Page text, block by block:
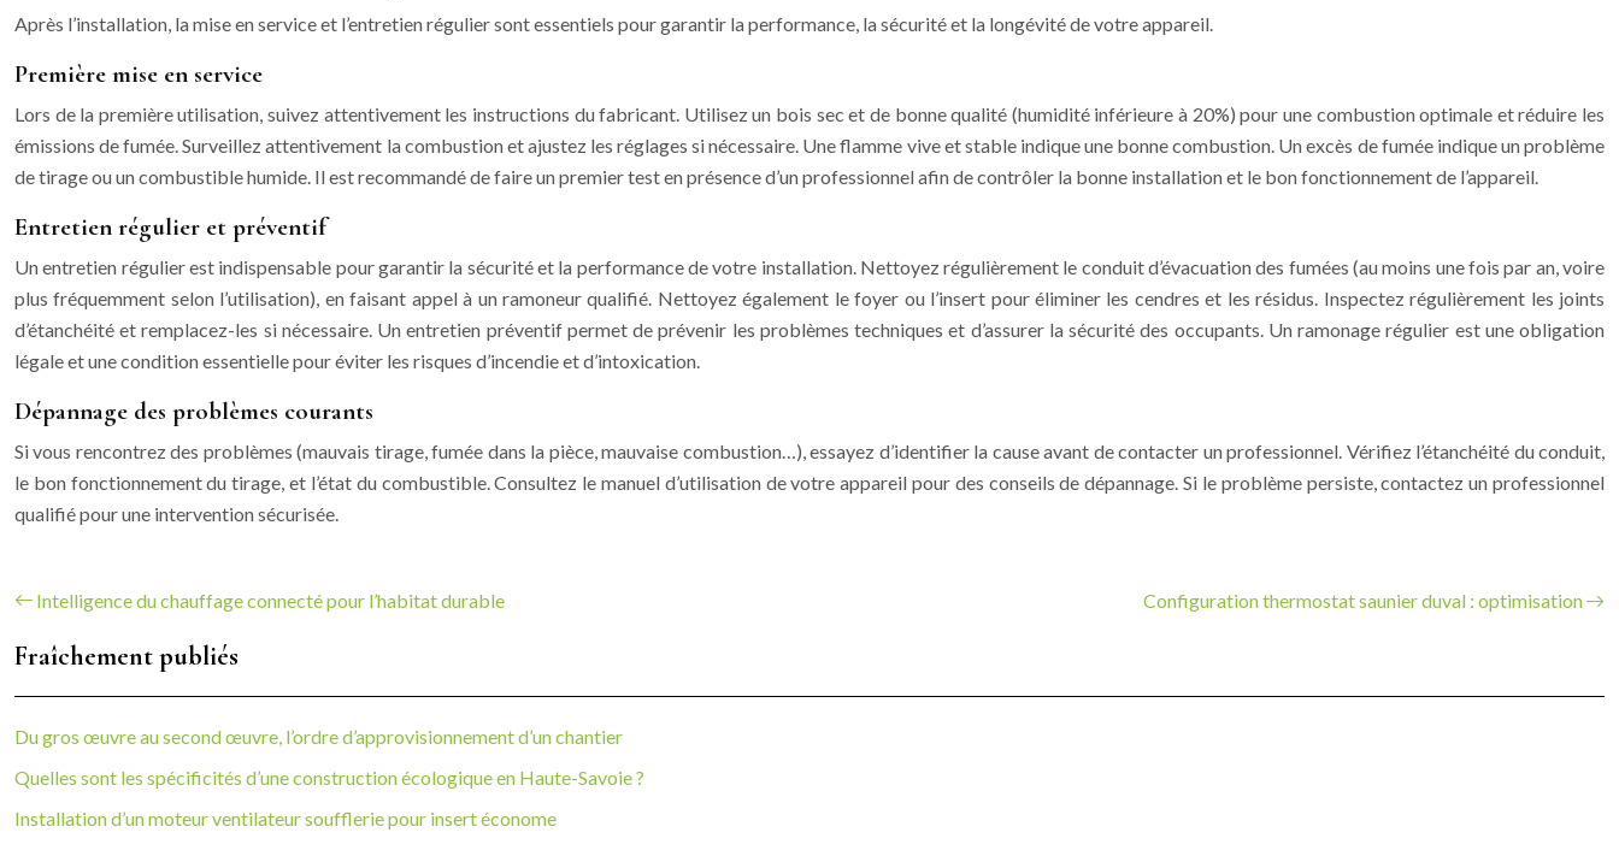
Après l’installation, la mise en service et l’entretien régulier sont essentiels pour garantir la performance, la sécurité et la longévité de votre appareil.
Première mise en service
Lors de la première utilisation, suivez attentivement les instructions du fabricant. Utilisez un bois sec et de bonne qualité (humidité inférieure à 20%) pour une combustion optimale et réduire les
émissions de fumée. Surveillez attentivement la combustion et ajustez les réglages si nécessaire. Une flamme vive et stable indique une bonne combustion. Un excès de fumée indique un problème
de tirage ou un combustible humide. Il est recommandé de faire un premier test en présence d’un professionnel afin de contrôler la bonne installation et le bon fonctionnement de l’appareil.
Entretien régulier et préventif
Un entretien régulier est indispensable pour garantir la sécurité et la performance de votre installation. Nettoyez régulièrement le conduit d’évacuation des fumées (au moins une fois par an, voire
plus fréquemment selon l’utilisation), en faisant appel à un ramoneur qualifié. Nettoyez également le foyer ou l’insert pour éliminer les cendres et les résidus. Inspectez régulièrement les joints
d’étanchéité et remplacez-les si nécessaire. Un entretien préventif permet de prévenir les problèmes techniques et d’assurer la sécurité des occupants. Un ramonage régulier est une obligation
légale et une condition essentielle pour éviter les risques d’incendie et d’intoxication.
Dépannage des problèmes courants
Si vous rencontrez des problèmes (mauvais tirage, fumée dans la pièce, mauvaise combustion…), essayez d’identifier la cause avant de contacter un professionnel. Vérifiez l’étanchéité du conduit,
le bon fonctionnement du tirage, et l’état du combustible. Consultez le manuel d’utilisation de votre appareil pour des conseils de dépannage. Si le problème persiste, contactez un professionnel
qualifié pour une intervention sécurisée.
Intelligence du chauffage connecté pour l’habitat durable Configuration thermostat saunier duval : optimisation
Fraîchement publiés
Du gros œuvre au second œuvre, l’ordre d’approvisionnement d’un chantier
Quelles sont les spécificités d’une construction écologique en Haute-Savoie ?
Installation d’un moteur ventilateur soufflerie pour insert économe